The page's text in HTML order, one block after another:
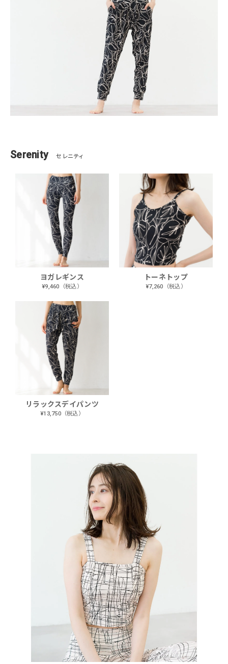
Serenity セレニティ
ヨガレギンス
¥9,460（税込）
トーネトップ
¥7,260（税込）
リラックスデイパンツ
¥13,750（税込）